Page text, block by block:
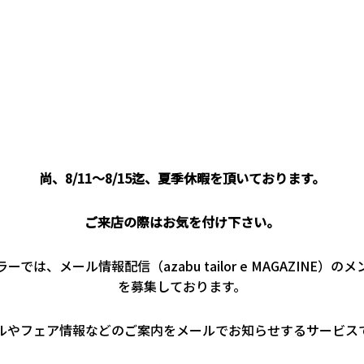
尚、8/11～8/15迄、夏季休暇を頂いております。
ご来店の際はお気を付け下さい。
ーでは、メール情報配信（azabu tailor e MAGAZINE）のメ
を募集しております。
やフェア情報などのご案内をメールでお知らせするサービス